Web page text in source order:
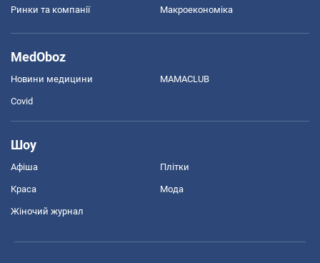
Ринки та компанії Макроекономіка
MedOboz
Новини медицини MAMACLUB
Covid
Шоу
Афіша Плітки
Краса Мода
Жіночий журнал